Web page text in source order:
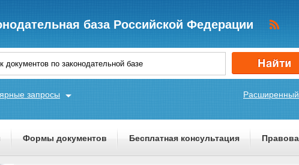
база Российской Федерации
Расширенный
запросы
Формы документов Бесплатная консультация